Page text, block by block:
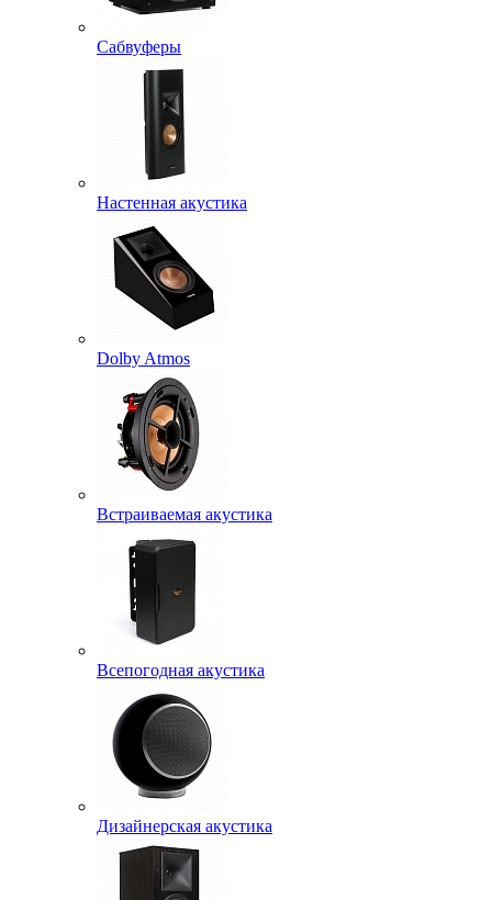
Сабвуферы
Настенная акустика
Dolby Atmos
Встраиваемая акустика
Всепогодная акустика
Дизайнерская акустика